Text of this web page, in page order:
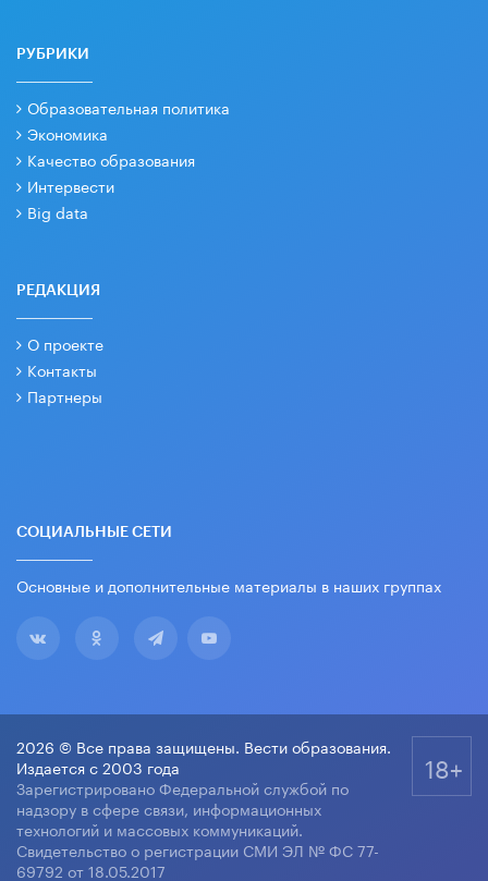
РУБРИКИ
Образовательная политика
Экономика
Качество образования
Интервести
Big data
РЕДАКЦИЯ
О проекте
Контакты
Партнеры
СОЦИАЛЬНЫЕ СЕТИ
Основные и дополнительные материалы в наших группах
2026 © Все права защищены. Вести образования.
Издается с 2003 года
Зарегистрировано Федеральной службой по
надзору в сфере связи, информационных
технологий и массовых коммуникаций.
Свидетельство о регистрации СМИ ЭЛ № ФС 77-
69792 от 18.05.2017
18+